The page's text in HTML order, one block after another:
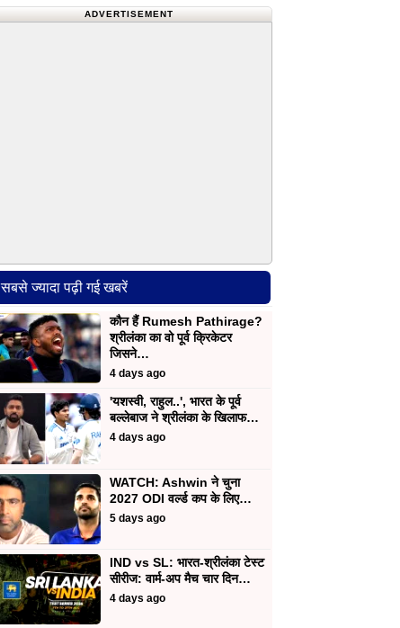
ADVERTISEMENT
सबसे ज्यादा पढ़ी गई खबरें
कौन हैं Rumesh Pathirage?
श्रीलंका का वो पूर्व क्रिकेटर
जिसने…
4 days ago
'यशस्वी, राहुल..', भारत के पूर्व
बल्लेबाज ने श्रीलंका के खिलाफ…
4 days ago
WATCH: Ashwin ने चुना
2027 ODI वर्ल्ड कप के लिए…
5 days ago
IND vs SL: भारत-श्रीलंका टेस्ट
सीरीज: वार्म-अप मैच चार दिन…
4 days ago